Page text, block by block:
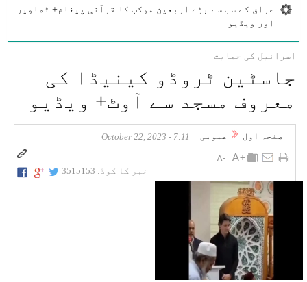
عراق کے سب سے بڑے اربعین موکب کا قرآنی پیغام+ ٹصاویر
اور ویڈیو
اسرائیل کی حمایت
جاسٹین ٹروڈو کینیڈا کی
معروف مسجد سے آوٹ+ ویڈیو
صفحہ اول عمومی 7:11 - October 22, 2023
خبر کا کوڈ: 3515153